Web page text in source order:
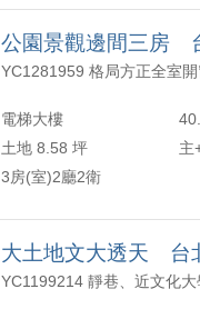
公園景觀邊間三房
電梯大樓
土地 8.58 坪
主
3房(室)2廳2衛
大土地文大透天 台